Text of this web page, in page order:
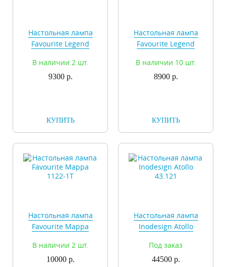
Настольная лампа
Favourite Legend
В наличии 2 шт.
9300 р.
КУПИТЬ
Настольная лампа
Favourite Legend
В наличии 10 шт.
8900 р.
КУПИТЬ
Настольная лампа
Favourite Mappa
В наличии 2 шт.
10000 р.
Настольная лампа
Inodesign Atollo
Под заказ
44500 р.